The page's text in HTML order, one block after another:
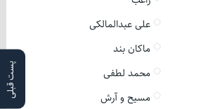
پست قبلی
علی عبدالمالکی
ماکان بند
محمد لطفی
مسیح و آرش